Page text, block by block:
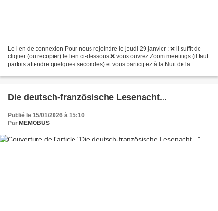
Le lien de connexion Pour nous rejoindre le jeudi 29 janvier : ❌ il suffit de
cliquer (ou recopier) le lien ci-dessous ❌ vous ouvrez Zoom meetings (il faut
parfois attendre quelques secondes) et vous participez à la Nuit de la
pwd=uBSMY8uEHKRCy3XaVXF1so90xzP6eM.1...
Die deutsch-französische Lesenacht...
Publié le 15/01/2026 à 15:10
Par MEMOBUS